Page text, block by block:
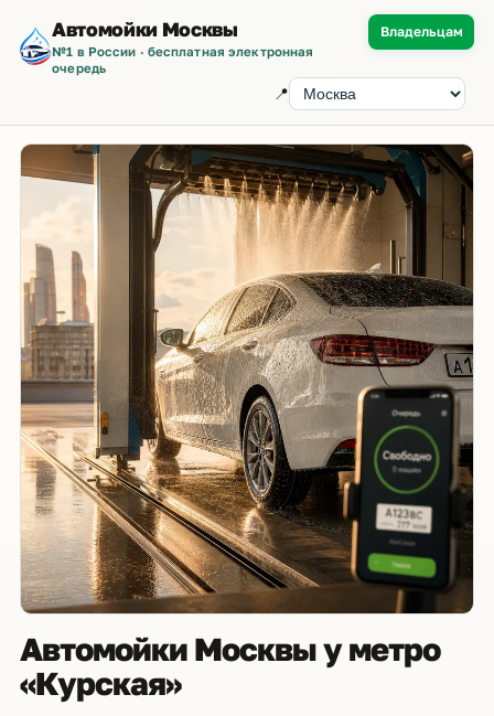
Автомойки Москвы
№1 в России · бесплатная электронная
очередь
📍
Владельцам
Автомойки Москвы у метро
«Курская»